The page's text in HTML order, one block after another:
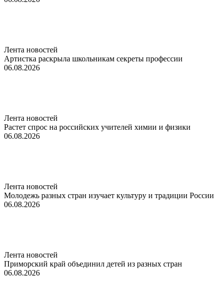
Лента новостей
Артистка раскрыла школьникам секреты профессии
06.08.2026
Лента новостей
Растет спрос на российских учителей химии и физики
06.08.2026
Лента новостей
Молодежь разных стран изучает культуру и традиции России
06.08.2026
Лента новостей
Приморский край объединил детей из разных стран
06.08.2026